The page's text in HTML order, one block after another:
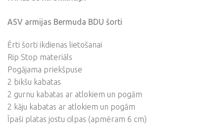
ASV armijas Bermuda BDU šorti
Ērti šorti ikdienas lietošanai
Rip Stop materiāls
Pogājama priekšpuse
2 bikšu kabatas
2 gurnu kabatas ar atlokiem un pogām
2 kāju kabatas ar atlokiem un pogām
Īpaši platas jostu cilpas (apmēram 6 cm)